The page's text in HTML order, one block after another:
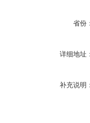
省份
详细地址
补充说明